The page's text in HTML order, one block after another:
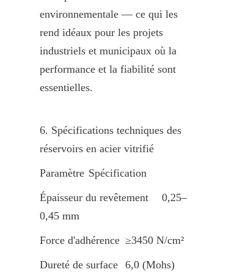
environnementale — ce qui les
rend idéaux pour les projets
industriels et municipaux où la
performance et la fiabilité sont
essentielles.
6. Spécifications techniques des
réservoirs en acier vitrifié
Paramètre	Spécification
Épaisseur du revêtement	0,25–
0,45 mm
Force d'adhérence	≥3450 N/cm²
Dureté de surface	6,0 (Mohs)